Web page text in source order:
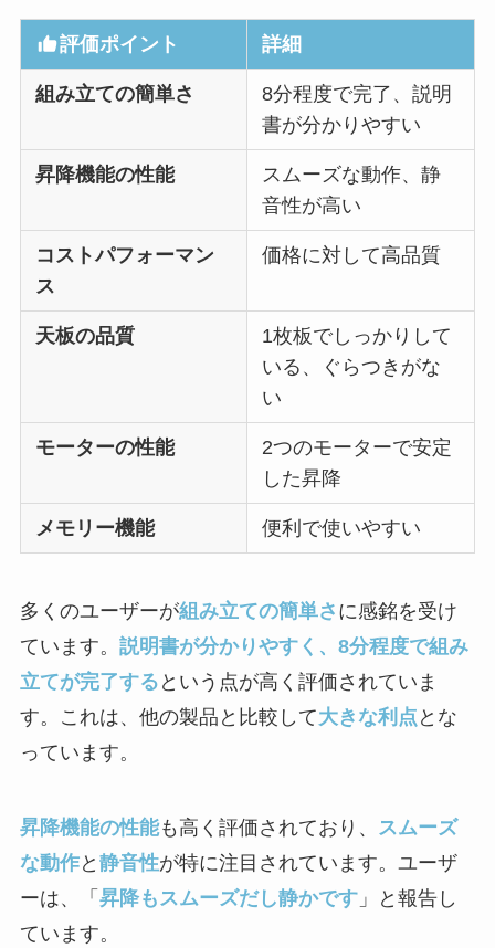
評価ポイント 詳細
組み立ての簡単さ
8分程度で完了、説明
書が分かりやすい
昇降機能の性能
スムーズな動作、静
音性が高い
コストパフォーマン
ス
価格に対して高品質
天板の品質
1枚板でしっかりして
いる、ぐらつきがな
い
モーターの性能
2つのモーターで安定
した昇降
メモリー機能 便利で使いやすい
多くのユーザーが組み立ての簡単さ に感銘を受け
ています。 説明書が分かりやすく、8分程度で組み
立てが完了する という点が高く評価されていま
す。これは、他の製品と比較して大きな利点 とな
っています。
昇降機能の性能も高く評価されており、 スムーズ
な動作と 静音性が特に注目されています。ユーザ
ーは、「 昇降もスムーズだし静かです」と報告し
ています。